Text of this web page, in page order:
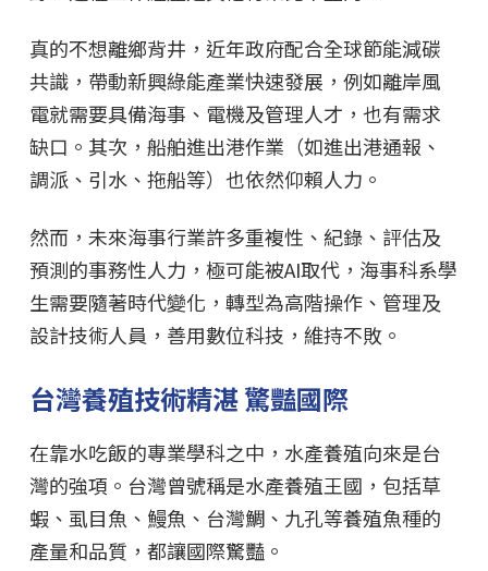
真的不想離鄉背井，近年政府配合全球節能減碳
共識，帶動新興綠能產業快速發展，例如離岸風
電就需要具備海事、電機及管理人才，也有需求
缺口。其次，船舶進出港作業（如進出港通報、
調派、引水、拖船等）也依然仰賴人力。
然而，未來海事行業許多重複性、紀錄、評估及
預測的事務性人力，極可能被AI取代，海事科系學
生需要隨著時代變化，轉型為高階操作、管理及
設計技術人員，善用數位科技，維持不敗。
台灣養殖技術精湛 驚豔國際
在靠水吃飯的專業學科之中，水產養殖向來是台
灣的強項。台灣曾號稱是水產養殖王國，包括草
蝦、虱目魚、鰻魚、台灣鯛、九孔等養殖魚種的
產量和品質，都讓國際驚豔。